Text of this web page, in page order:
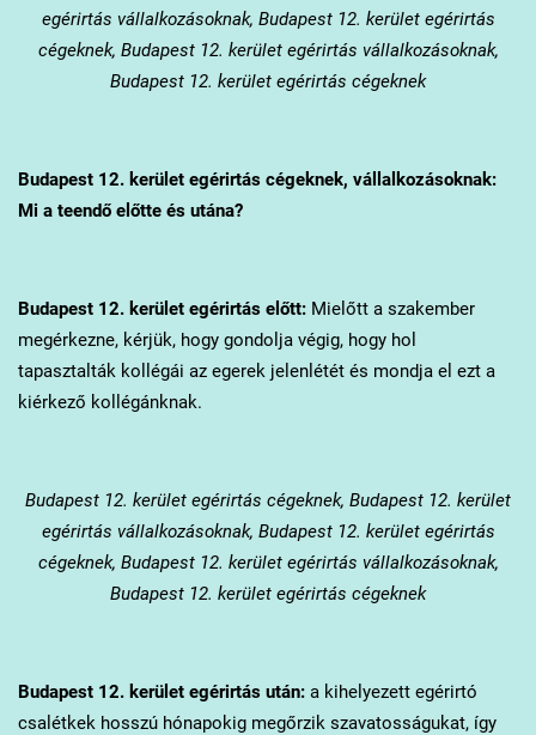
egérirtás vállalkozásoknak, Budapest 12. kerület egérirtás
cégeknek, Budapest 12. kerület egérirtás vállalkozásoknak,
Budapest 12. kerület egérirtás cégeknek
Budapest 12. kerületegérirtás cégeknek, vállalkozásoknak:
Mi a teendő előtte és utána?
Budapest 12. kerületegérirtás előtt:Mielőtt a szakember
megérkezne, kérjük, hogy gondolja végig, hogy hol
tapasztalták kollégái az egerek jelenlétét és mondja el ezt a
kiérkező kollégánknak.
Budapest 12. kerület egérirtás cégeknek, Budapest 12. kerület
egérirtás vállalkozásoknak, Budapest 12. kerület egérirtás
cégeknek, Budapest 12. kerület egérirtás vállalkozásoknak,
Budapest 12. kerület egérirtás cégeknek
Budapest 12. kerületegérirtás után:a kihelyezett egérirtó
csalétkek hosszú hónapokig megőrzik szavatosságukat, így